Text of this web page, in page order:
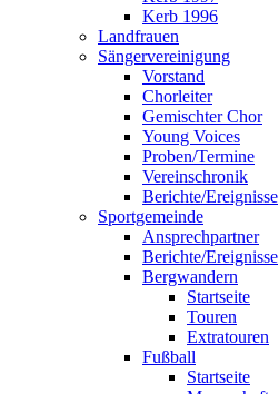
Kerb 1996
Landfrauen
Sängervereinigung
Vorstand
Chorleiter
Gemischter Chor
Young Voices
Proben/Termine
Vereinschronik
Berichte/Ereignisse
Sportgemeinde
Ansprechpartner
Berichte/Ereignisse
Bergwandern
Startseite
Touren
Extratouren
Fußball
Startseite